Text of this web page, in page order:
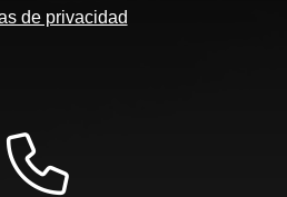
de privacidad